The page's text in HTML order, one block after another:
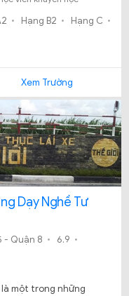
Hạng B2
Hạng C
Xem Trường
Dạy Nghề Tư
- Quận 8
6.9
một trong những